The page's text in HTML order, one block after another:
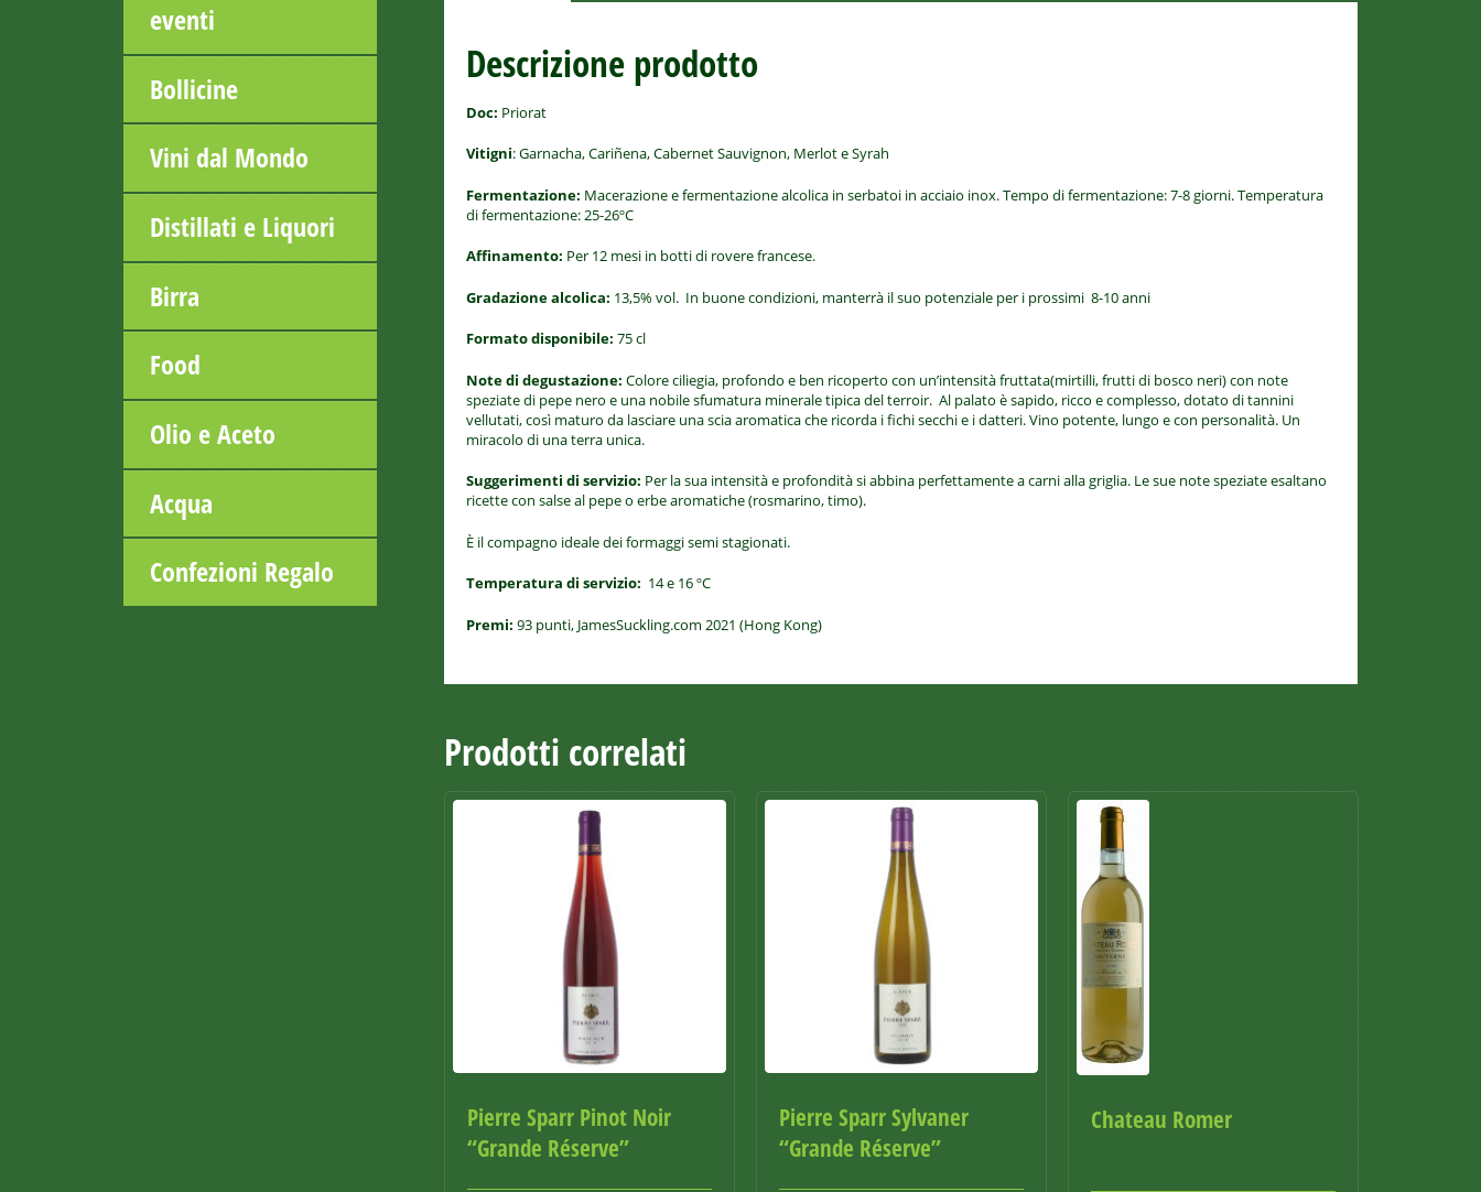
eventi
Bollicine
Vini dal Mondo
Distillati e Liquori
Birra
Food
Olio e Aceto
Acqua
Confezioni Regalo
Descrizione prodotto
Doc: Priorat
Vitigni: Garnacha, Cariñena, Cabernet Sauvignon, Merlot e Syrah
Fermentazione: Macerazione e fermentazione alcolica in serbatoi in acciaio inox. Tempo di fermentazione: 7-8 giorni. Temperatura
di fermentazione: 25-26ºC
Affinamento: Per 12 mesi in botti di rovere francese.
Gradazione alcolica: 13,5% vol. In buone condizioni, manterrà il suo potenziale per i prossimi 8-10 anni
Formato disponibile: 75 cl
Note di degustazione: Colore ciliegia, profondo e ben ricoperto con un’intensità fruttata(mirtilli, frutti di bosco neri)con note
speziate di pepe nero e una nobile sfumatura minerale tipicadelterroir.Al palato è sapido, ricco e complesso, dotato di tannini
vellutati, così maturo da lasciare una scia aromatica che ricorda i fichi secchi e i datteri.Vino potente, lungo e con personalità. Un
miracolo di una terra unica.
Suggerimenti di servizio: Per la sua intensità e profondità si abbina perfettamente a carni alla griglia. Le sue note speziate esaltano
ricette con salse al pepe o erbe aromatiche (rosmarino, timo).
È il compagno ideale dei formaggisemi stagionati.
Temperatura di servizio: 14 e 16 ºC
Premi: 93 punti, JamesSuckling.com 2021 (Hong Kong)
Prodotti correlati
Pierre Sparr Pinot Noir
“Grande Réserve”
Pierre Sparr Sylvaner
“Grande Réserve”
Chateau Romer